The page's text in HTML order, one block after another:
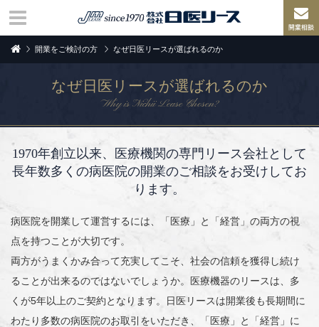
開業をご検討の方 なぜ日医リースが選ばれるのか
なぜ日医リースが選ばれるのか
Why is Nichii Lease Chosen?
1970年創立以来、医療機関の専門リース会社として
長年数多くの病医院の開業のご相談をお受けしてお
ります。
病医院を開業して運営するには、「医療」と「経営」の両方の視
点を持つことが大切です。
両方がうまくかみ合って充実してこそ、社会の信頼を獲得し続け
ることが出来るのではないでしょうか。医療機器のリースは、多
くが5年以上のご契約となります。日医リースは開業後も長期間に
わたり多数の病医院のお取引をいただき、「医療」と「経営」に